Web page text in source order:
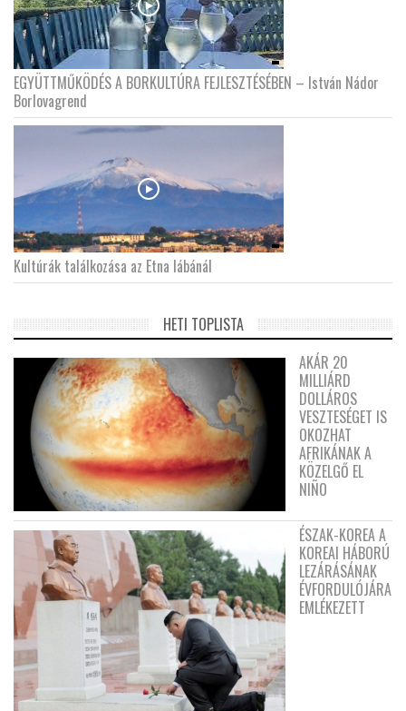
EGYÜTTMŰKÖDÉS A BORKULTÚRA FEJLESZTÉSÉBEN – István Nádor
Borlovagrend
Kultúrák találkozása az Etna lábánál
HETI TOPLISTA
AKÁR 20
MILLIÁRD
DOLLÁROS
VESZTESÉGET IS
OKOZHAT
AFRIKÁNAK A
KÖZELGŐ EL
NIÑO
ÉSZAK-KOREA A
KOREAI HÁBORÚ
LEZÁRÁSÁNAK
ÉVFORDULÓJÁRA
EMLÉKEZETT